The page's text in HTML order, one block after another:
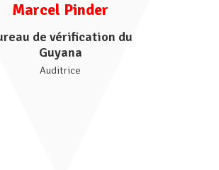
Marcel Pinder
de vérification du
Guyana
Auditrice